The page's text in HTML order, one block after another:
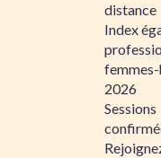
distance
Index
2026
Sessions